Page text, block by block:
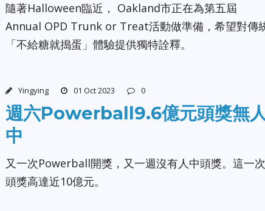
隨著Halloween臨近， Oakland市正在為第五屆
Annual OPD Trunk or Treat活動做準備，希望對傳
「不給糖就搗蛋」體驗提供獨特詮釋。
Yingying 01 Oct 2023 0
週六Powerball9.6億元頭獎無
中
又一次Powerball開獎，又一週沒有人中頭獎。這一次
頭獎高達近10億元。